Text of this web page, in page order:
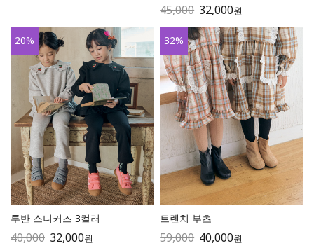
45,000 32,000원
20%
투반 스니커즈 3컬러
40,000 32,000원
32%
트렌치 부츠
59,000 40,000원